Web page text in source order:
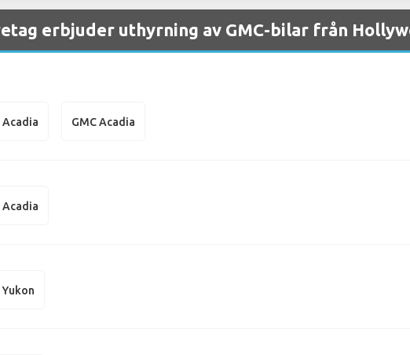
erbjuder uthyrning av GMC-bilar från
Acadia GMC Acadia
Acadia
Yukon